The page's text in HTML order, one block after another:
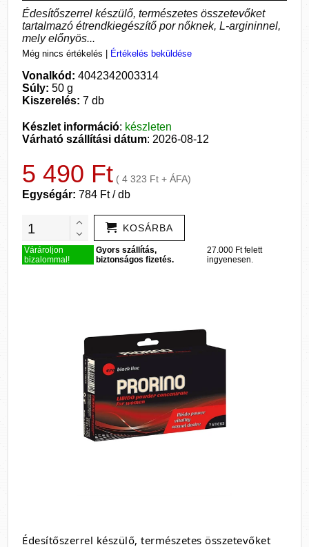
Édesítőszerrel készülő, természetes összetevőket
tartalmazó étrendkiegészítő por nőknek, L-argininnel,
mely előnyös...
Még nincs értékelés Értékelés beküldése
Vonalkód: 4042342003314
Súly: 50 g
Kiszerelés: 7 db
Készlet információ: készleten
Várható szállítási dátum: 2026-08-12
5 490 Ft ( 4 323 Ft + ÁFA)
Egységár: 784 Ft / db
KOSÁRBA
Várároljon
bizalommal!
Gyors szállítás,
biztonságos fizetés.
27.000 Ft felett
ingyenesen.
Édesítőszerrel készülő, természetes összetevőket